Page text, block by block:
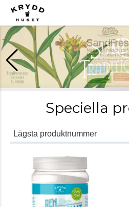
Speciella
Lägsta produktnummer